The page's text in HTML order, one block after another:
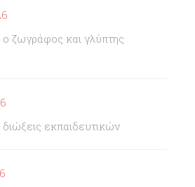
ζωγράφος και γλύπτης
διώξεις εκπαιδευτικών